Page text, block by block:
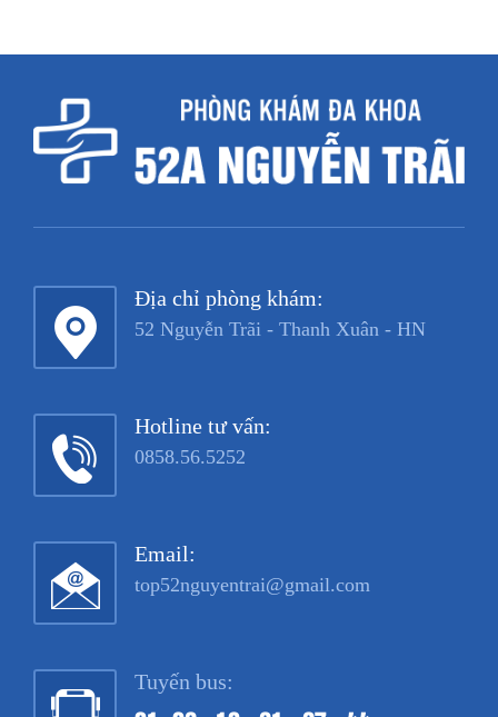
Địa chỉ phòng khám:
52 Nguyễn Trãi - Thanh Xuân - HN
Hotline tư vấn:
0858.56.5252
Email:
top52nguyentrai@gmail.com
Tuyến bus: